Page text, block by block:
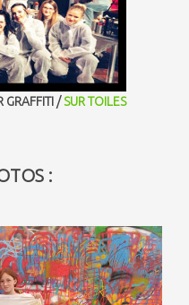
GRAFFITI /SUR TOILES
: